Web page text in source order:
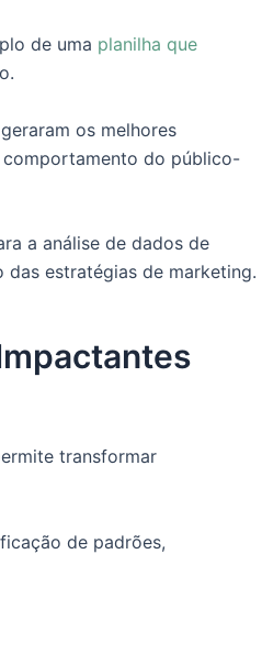
de uma planilha que
os melhores
do público-
a análise de dados de
estratégias de marketing.
transformar
de padrões,